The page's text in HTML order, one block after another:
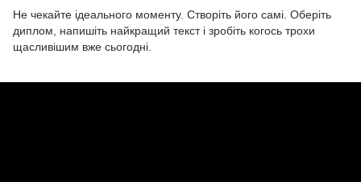
Не чекайте ідеального моменту. Створіть його самі. Оберіть
диплом, напишіть найкращий текст і зробіть когось трохи
щасливішим вже сьогодні.